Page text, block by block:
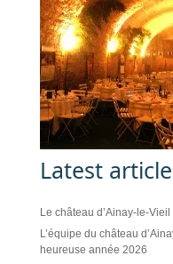
Latest
Le château d’Ainay-le-
L’équipe du château
heureuse année 2026